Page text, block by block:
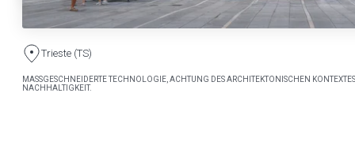
Trieste (TS)
MASSGESCHNEIDERTE TECHNOLOGIE, ACHTUNG DES ARCHITEKTONISCHEN
NACHHALTIGKEIT.